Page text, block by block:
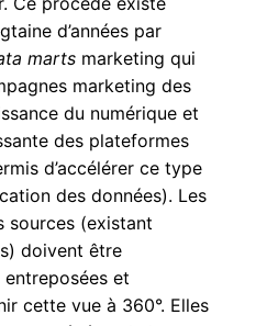
d’années par
marts marketing qui
marketing des
du numérique et
des plateformes
d’accélérer ce type
des données). Les
sources (existant
doivent être
et
cette vue à 360°. Elles